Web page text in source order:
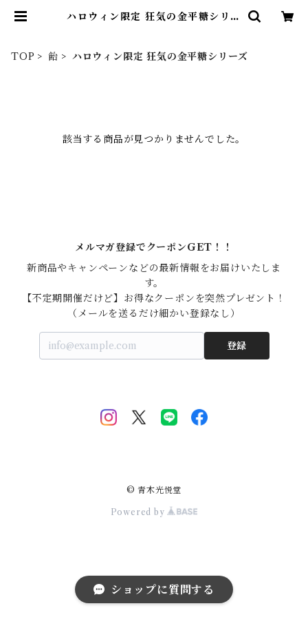
ハロウィン限定 狂気の金平糖シリー
TOP 飴 ハロウィン限定 狂気の金平糖シリーズ
該当する商品が見つかりませんでした。
メルマガ登録でクーポンGET！！
新商品やキャンペーンなどの最新情報をお届けいたしま
す。
【不定期開催だけど】お得なクーポンを突然プレゼント！
（メールを送るだけ細かい登録なし）
登録
© 青木光悦堂
Powered by
ショップに質問する